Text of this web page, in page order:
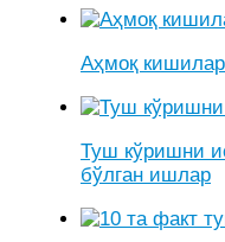
Аҳмоқ
Туш кўришни
бўлган ишлар